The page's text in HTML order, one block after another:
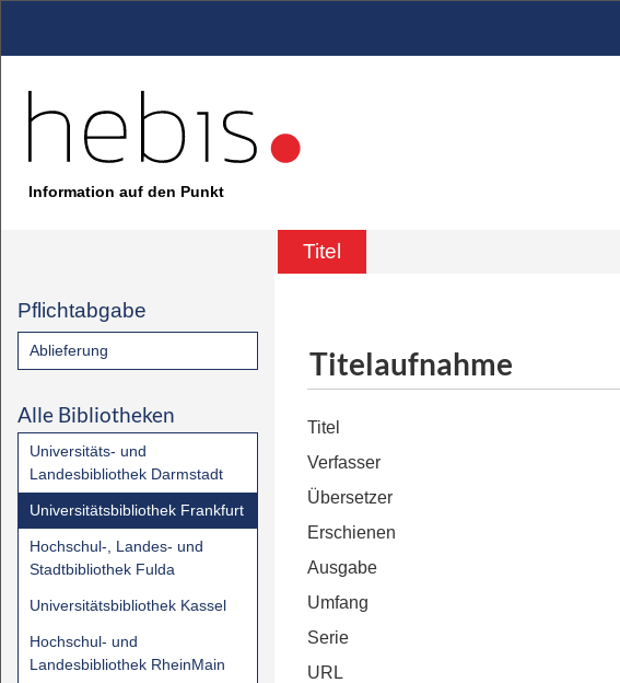
Information auf den Punkt
Titel
Pflichtabgabe
Ablieferung
Alle Bibliotheken
Universitäts- und
Landesbibliothek Darmstadt
Universitätsbibliothek Frankfurt
Hochschul-, Landes- und
Stadtbibliothek Fulda
Universitätsbibliothek Kassel
Hochschul- und
Landesbibliothek RheinMain
Titelaufnahme
Titel
Verfasser
Übersetzer
Erschienen
Ausgabe
Umfang
Serie
URL